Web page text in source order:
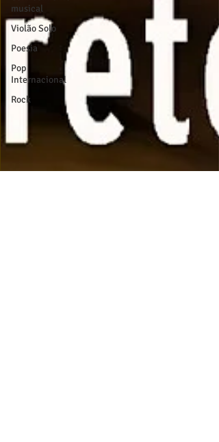
musical
Violão Solo
Poesia
Pop
Internacional
Rock